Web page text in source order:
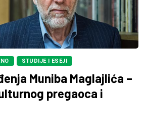
STUDIJE I ESEJI
Muniba Maglajlića –
pregaoca i